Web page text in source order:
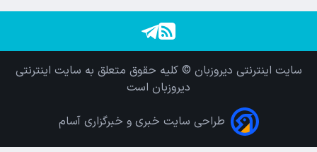
سایت اینترنتی دیروزبان © کلیه حقوق متعلق به سایت اینترنتی
دیروزبان است
طراحی سایت خبری و خبرگزاری آسام